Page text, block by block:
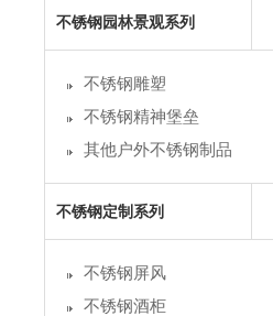
不锈钢园林景观系列
不锈钢雕塑
不锈钢精神堡垒
其他户外不锈钢制品
不锈钢定制系列
不锈钢屏风
不锈钢酒柜